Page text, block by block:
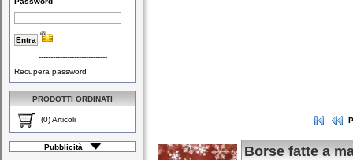
-----------------------------
Recupera password
PRODOTTI ORDINATI
(0) Articoli
Pubblicità
Borse fatte a